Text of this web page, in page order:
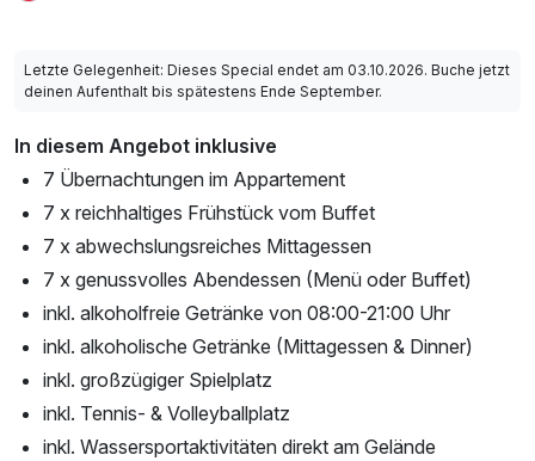
Letzte Gelegenheit: Dieses Special endet am 03.10.2026. Buche jetzt
deinen Aufenthalt bis spätestens Ende September.
In diesem Angebot inklusive
7 Übernachtungen im Appartement
7 x reichhaltiges Frühstück vom Buffet
7 x abwechslungsreiches Mittagessen
7 x genussvolles Abendessen (Menü oder Buffet)
inkl. alkoholfreie Getränke von 08:00-21:00 Uhr
inkl. alkoholische Getränke (Mittagessen & Dinner)
inkl. großzügiger Spielplatz
inkl. Tennis- & Volleyballplatz
inkl. Wassersportaktivitäten direkt am Gelände